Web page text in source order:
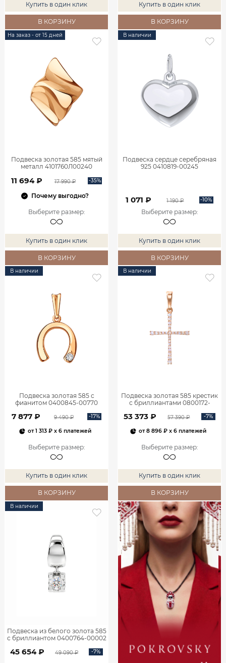
Купить в один клик
В КОРЗИНУ
Купить в один клик
В КОРЗИНУ
На заказ - от 15 дней
Подвеска золотая 585 мятый
металл 4101760Л00240
11 694 ₽ 17 990 ₽ -35%
Почему выгодно?
Выберите размер:
Купить в один клик
В КОРЗИНУ
В наличии
Подвеска сердце серебряная
925 0410819-00245
1 071 ₽ 1 190 ₽ -10%
Выберите размер:
Купить в один клик
В КОРЗИНУ
В наличии
Подвеска золотая 585 с
фианитом 0400845-00770
7 877 ₽ 9 490 ₽ -17%
от1 313 ₽ x 6 платежей
Выберите размер:
Купить в один клик
В КОРЗИНУ
В наличии
Подвеска золотая 585 крестик
с бриллиантами 0800172-
53 373 ₽ 57 390 ₽ -7%
от8 896 ₽ x 6 платежей
Выберите размер:
Купить в один клик
В КОРЗИНУ
В наличии
Подвеска из белого золота 585
с бриллиантом 0400764-00002
45 654 ₽ 49 090 ₽ -7%